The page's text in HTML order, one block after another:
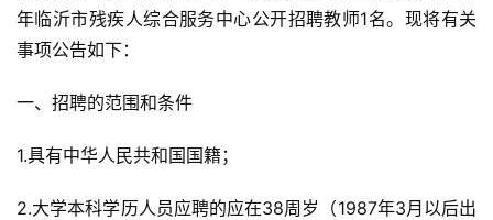
年临沂市残疾人综合服务中心公开招聘教师1名。现将有关
事项公告如下：
一、招聘的范围和条件
1.具有中华人民共和国国籍；
2.大学本科学历人员应聘的应在38周岁（1987年3月以后出